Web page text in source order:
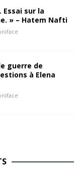
Essai sur la
» – Hatem Nafti
guerre de
à Elena